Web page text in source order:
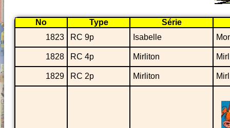
No Type
Série
1823
RC 9p Isabelle
1828 RC 4p Mirliton
1829 RC 2p Mirliton